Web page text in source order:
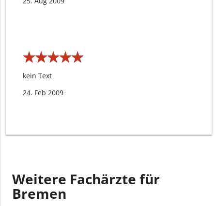
★★★★★
★★★★★
kein Text
24. Feb 2009
Weitere Fachärzte für
Bremen